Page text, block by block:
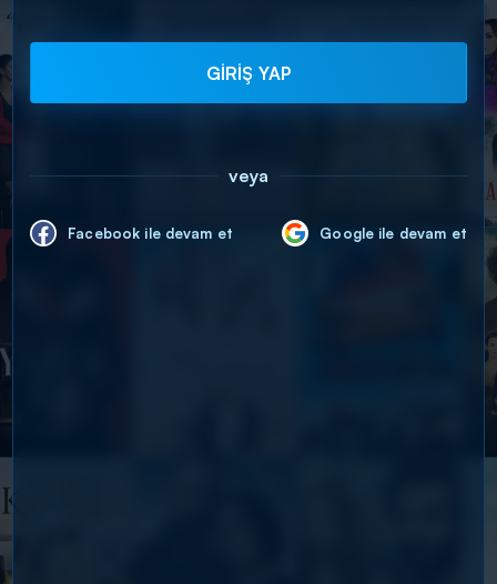
GİRİŞ YAP
veya
Facebook ile devam et Google ile devam et